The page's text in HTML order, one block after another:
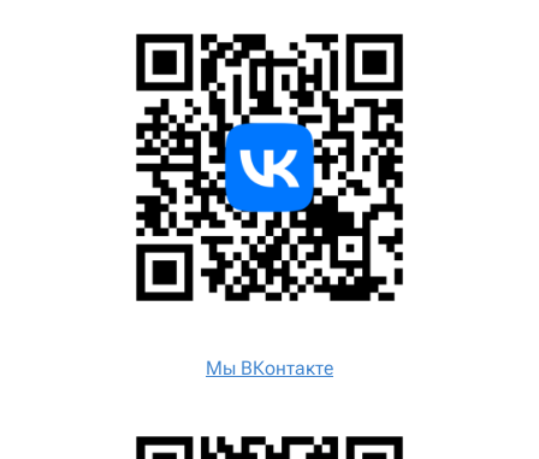
Мы ВКонтакте